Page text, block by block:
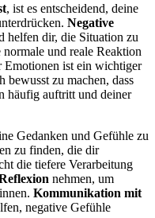
, ist es entscheidend, deine
Negative
helfen dir, die Situation zu
normale und reale Reaktion
Emotionen ist ein wichtiger
zu machen, dass
häufig auftritt und deiner
Gedanken und Gefühle zu
zu finden, die dir
die tiefere Verarbeitung
nehmen, um
Kommunikation mit
negative Gefühle